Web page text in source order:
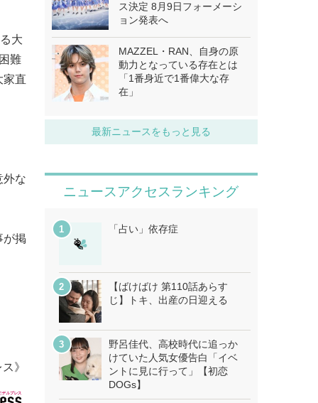
大
難
家直
外な
が掲
》
ス決定 8月9日フォーメーシ
ョン発表へ
MAZZEL・RAN、自身の原
動力となっている存在とは
「1番身近で1番偉大な存
在」
最新ニュースをもっと見る
ニュースアクセスランキング
「占い」依存症
【ばけばけ 第110話あらす
じ】トキ、出産の日迎える
野呂佳代、高校時代に追っか
けていた人気女優告白「イベ
ントに見に行って」【初恋
DOGs】